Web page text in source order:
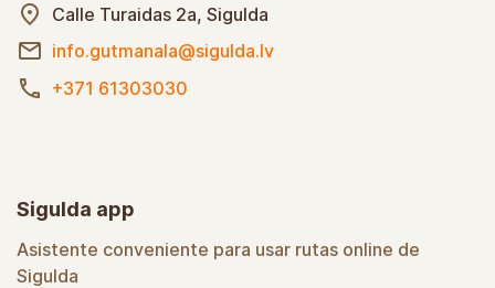
Calle Turaidas 2a, Sigulda
info.gutmanala@sigulda.lv
+371 61303030
Sigulda app
Asistente conveniente para usar rutas online de
Sigulda